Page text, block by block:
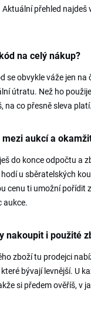
Aktuální přehled najdeš
na celý nákup?
se obvykle váže jen
útratu. Než ho
na co přesně sleva platí.
aukcí a
do konce odpočtu a
u sběratelských
cenu ti umožní pořídit
aukce.
nakoupit i použité
zboží tu prodejci
bývají levnější. U
si předem ověříš, v